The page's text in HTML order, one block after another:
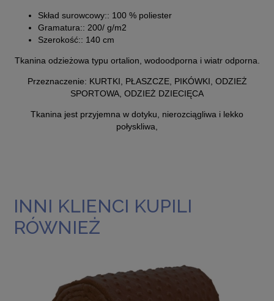
Skład surowcowy:: 100 % poliester
Gramatura:: 200/ g/m2
Szerokość:: 140 cm
Tkanina odzieżowa typu ortalion, wodoodporna i wiatr odporna
Przeznaczenie: KURTKI, PŁASZCZE, PIKÓWKI, ODZIEŻ
SPORTOWA, ODZIEŻ DZIECIĘCA
Tkanina jest przyjemna w dotyku, nierozciągliwa i lekko
połyskliwa,
INNI KLIENCI KUPILI
RÓWNIEŻ